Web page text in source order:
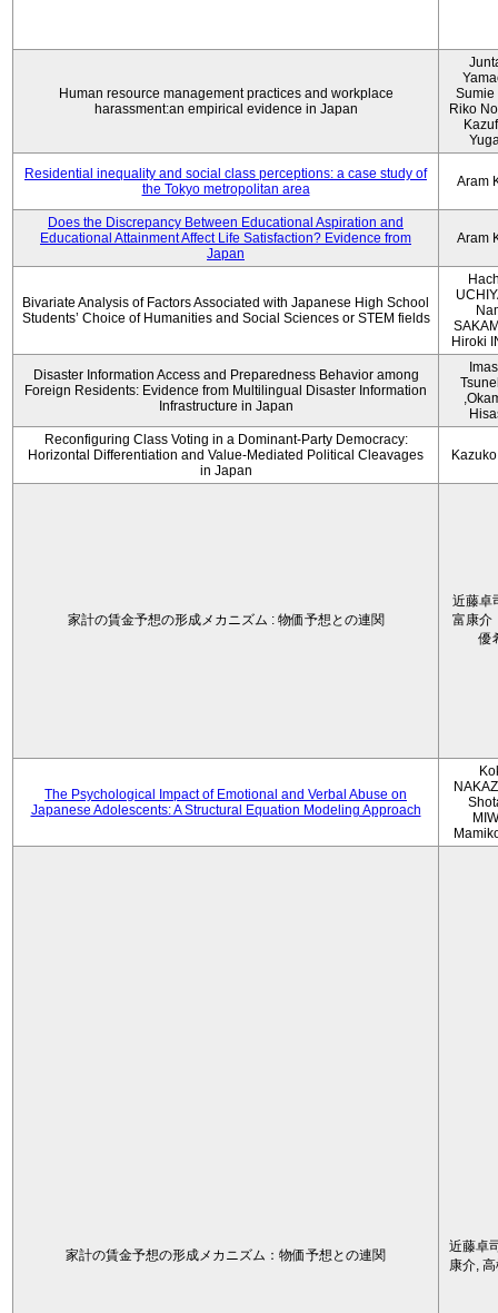
Human resource management practices and workplace
harassment:an empirical evidence in Japan
Sumie
Riko
Residential inequality and social class perceptions: a case study of
the Tokyo metropolitan area
Aram
Does the Discrepancy Between Educational Aspiration and
Educational Attainment Affect Life Satisfaction? Evidence from
Japan
Aram
Bivariate Analysis of Factors Associated with Japanese High School
Students’ Choice of Humanities and Social Sciences or STEM fields
Hiroki
Disaster Information Access and Preparedness Behavior among
Foreign Residents: Evidence from Multilingual Disaster Information
Infrastructure in Japan
Reconfiguring Class Voting in a Dominant-Party Democracy:
Horizontal Differentiation and Value-Mediated Political Cleavages
in Japan
家計の賃金予想の形成メカニズム : 物価予想との連関
近藤卓
富康介
優
The Psychological Impact of Emotional and Verbal Abuse on
Japanese Adolescents: A Structural Equation Modeling Approach
家計の賃金予想の形成メカニズム：物価予想との連関
近藤卓
康介,